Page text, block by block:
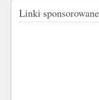
Linki sponsorowane